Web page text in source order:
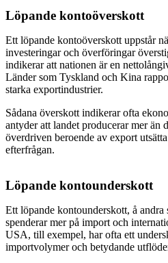
Löpande kontoöverskott
Ett löpande kontoöverskott uppstår
investeringar och överföringar
indikerar att nationen är en
Länder som Tyskland och Kina
starka exportindustrier.
Sådana överskott indikerar ofta
antyder att landet producerar mer än
överdriven beroende av export
efterfrågan.
Löpande kontounderskott
Ett löpande kontounderskott, å andra
spenderar mer på import och
USA, till exempel, har ofta ett
importvolymer och betydande